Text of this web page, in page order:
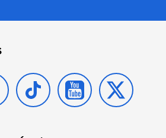
TIKTOK YOUTUBE
X